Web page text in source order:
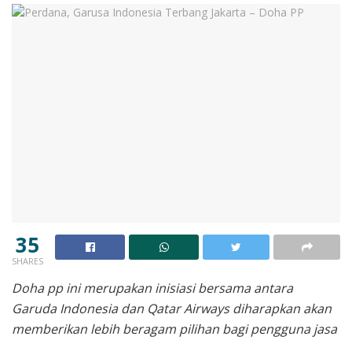
35
SHARES
Doha pp ini merupakan inisiasi bersama antara
Garuda Indonesia dan Qatar Airways diharapkan akan
memberikan lebih beragam pilihan bagi pengguna jasa